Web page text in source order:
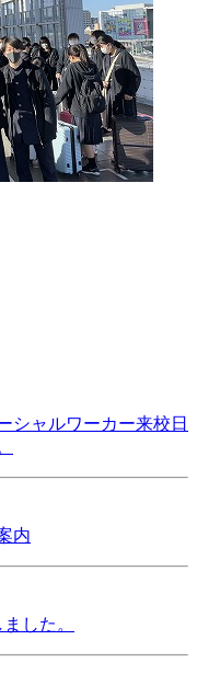
シャルワーカー来校日
内
した。